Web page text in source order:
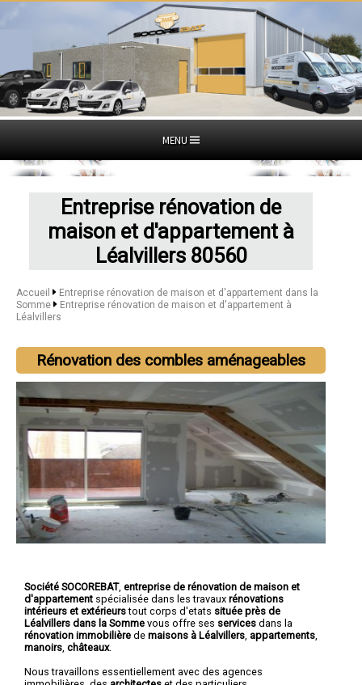
MENU
Entreprise rénovation de
maison et d'appartement à
Léalvillers 80560
Accueil
Entreprise rénovation de maison et d'appartement dans la
Somme
Entreprise rénovation de maison et d'appartement à
Léalvillers
Rénovation des combles aménageables
Société SOCOREBAT, entreprise de rénovation de maison et
d'appartement spécialisée dans les travaux rénovations
intérieurs et extérieurstout corps d'etats située près de
Léalvillers dans la Somme vous offre ses services dans la
rénovation immobilière de maisons à Léalvillers appartements
manoirs châteaux.
Nous travaillons essentiellement avec des agences